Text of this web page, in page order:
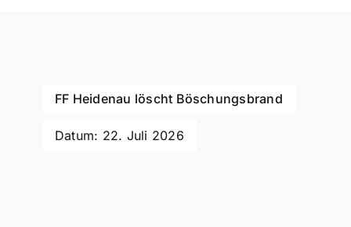
FF Heidenau löscht Böschungsbrand
Datum: 22. Juli 2026